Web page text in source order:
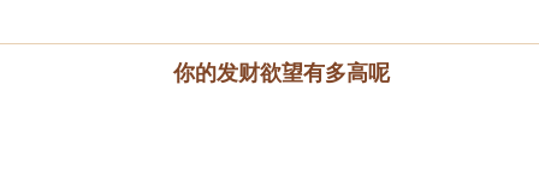
你的发财欲望有多高呢